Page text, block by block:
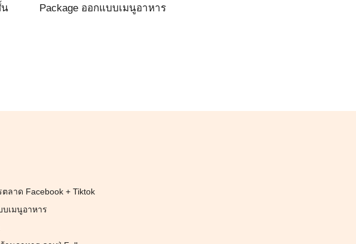
น Package ออกแบบเมนูอาหาร
ตลาด Facebook + Tiktok
บเมนูอาหาร